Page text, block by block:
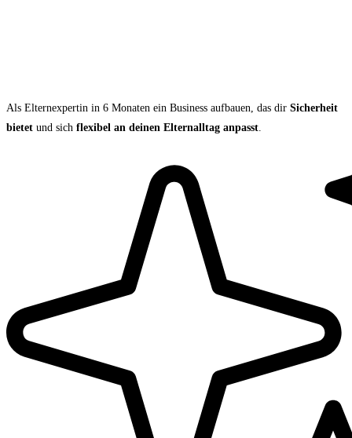
Als Elternexpertin in 6 Monaten ein Business aufbauen, das dir Sicherheit
bietet und sich flexibel an deinen Elternalltag anpasst